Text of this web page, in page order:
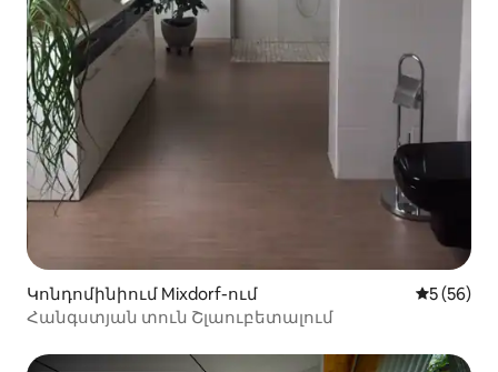
Կոնդոմինիում Mixdorf-ում Միջին
5 (56)
Հանգստյան տուն Շլաուբետալում